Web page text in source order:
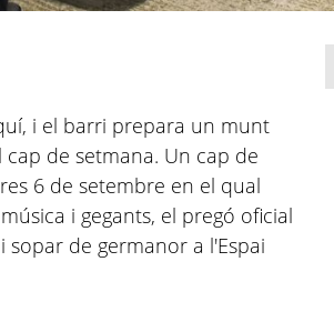
i el barri prepara un munt
de setmana. Un cap de
6 de setembre en el qual
i gegants, el pregó oficial
sopar de germanor a l'Espai